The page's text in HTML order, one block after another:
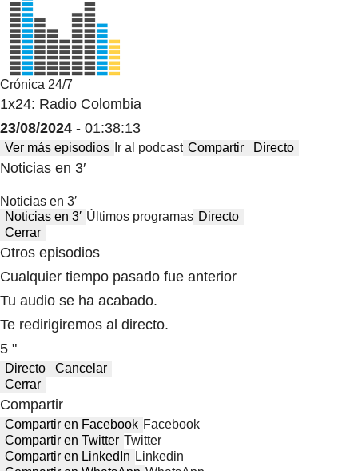
Crónica 24/7
1x24: Radio Colombia
23/08/2024 - 01:38:13
Ver más episodios Ir al podcast Compartir Directo
Noticias en 3′
Noticias en 3′
Noticias en 3′ Últimos programas Directo
Cerrar
Otros episodios
Cualquier tiempo pasado fue anterior
Tu audio se ha acabado.
Te redirigiremos al directo.
5 "
Directo
Cancelar
Cerrar
Compartir
Compartir en Facebook Facebook
Compartir en Twitter Twitter
Compartir en LinkedIn Linkedin